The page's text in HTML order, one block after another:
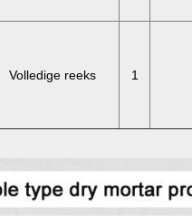
Volledige reeks 1